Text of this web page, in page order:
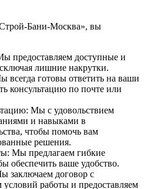
Бани-Москва», вы
предоставляем доступные и
лишние накрутки.
всегда готовы ответить на ваши
консультацию по почте или
Мы с удовольствием
и навыками в
чтобы помочь вам
решения.
Мы предлагаем гибкие
обеспечить ваше удобство.
заключаем договор с
работы и предоставляем